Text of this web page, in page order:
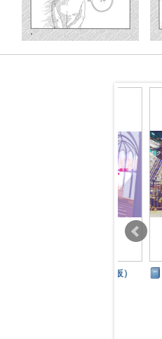
クロ
らめ